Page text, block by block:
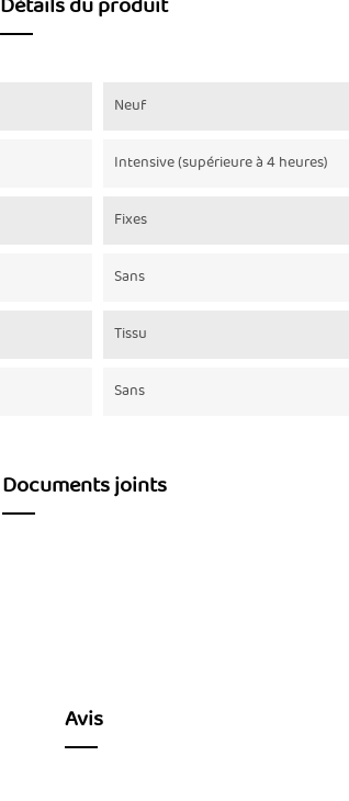
Neuf
Intensive (supérieure à 4 heures)
Fixes
Sans
Tissu
Sans
Documents joints
Avis